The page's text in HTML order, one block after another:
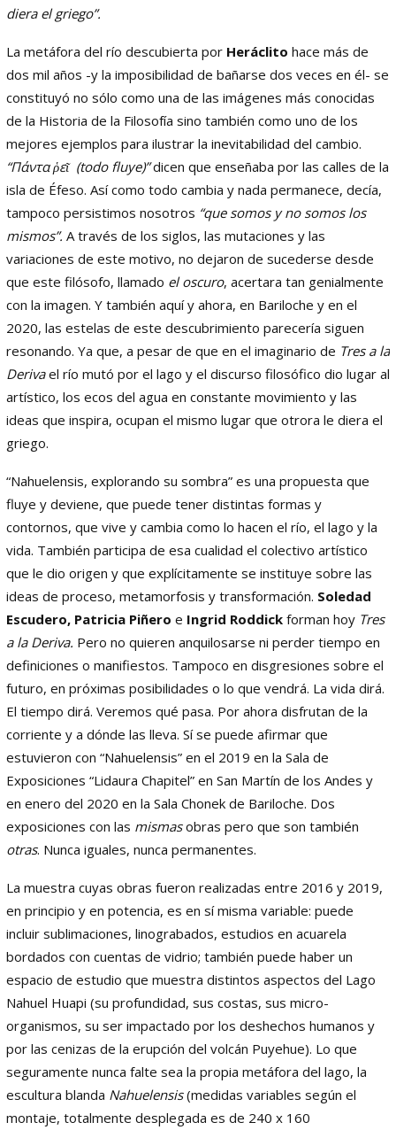
diera el griego”.
La metáfora del río descubierta por Heráclito hace más de
dos mil años -y la imposibilidad de bañarse dos veces en él- se
constituyó no sólo como una de las imágenes más conocidas
de la Historia de la Filosofía sino también como uno de los
mejores ejemplos para ilustrar la inevitabilidad del cambio.
“Πάντα ῥεῖ (todo fluye)”dicen que enseñaba por las calles de la
isla de Éfeso. Así como todo cambia y nada permanece, decía,
tampoco persistimos nosotros “que somos y no somos los
mismos”. A través de los siglos, las mutaciones y las
variaciones de este motivo, no dejaron de sucederse desde
que este filósofo, llamado el oscuro, acertara tan genialmente
con la imagen. Y también aquí y ahora, en Bariloche y en el
2020, las estelas de este descubrimiento parecería siguen
resonando. Ya que, a pesar de que en el imaginario de Tres a la
Derivael río mutó por el lago y el discurso filosófico dio lugar al
artístico, los ecos del agua en constante movimiento y las
ideas que inspira, ocupan el mismo lugar que otrora le diera el
griego.
“Nahuelensis, explorando su sombra” es una propuesta que
fluye y deviene, que puede tener distintas formas y
contornos, que vive y cambia como lo hacen el río, el lago y la
vida. También participa de esa cualidad el colectivo artístico
que le dio origen y que explícitamente se instituye sobre las
ideas de proceso, metamorfosis y transformación. Soledad
Escudero, Patricia Piñero e Ingrid Roddick forman hoy Tres
a la Deriva. Pero no quieren anquilosarse ni perder tiempo en
definiciones o manifiestos. Tampoco en disgresiones sobre el
futuro, en próximas posibilidades o lo que vendrá. La vida dirá.
El tiempo dirá. Veremos qué pasa. Por ahora disfrutan de la
corriente y a dónde las lleva. Sí se puede afirmar que
estuvieron con “Nahuelensis” en el 2019 en la Sala de
Exposiciones “Lidaura Chapitel” en San Martín de los Andes y
en enero del 2020 en la Sala Chonek de Bariloche. Dos
exposiciones con las mismasobras pero que son también
otras. Nunca iguales, nunca permanentes.
La muestra cuyas obras fueron realizadas entre 2016 y 2019,
en principio y en potencia, es en sí misma variable: puede
incluir sublimaciones, linograbados, estudios en acuarela
bordados con cuentas de vidrio; también puede haber un
espacio de estudio que muestra distintos aspectos del Lago
Nahuel Huapi (su profundidad, sus costas, sus micro-
organismos, su ser impactado por los deshechos humanos y
por las cenizas de la erupción del volcán Puyehue). Lo que
seguramente nunca falte sea la propia metáfora del lago, la
escultura blanda Nahuelensis(medidas variables según el
montaje, totalmente desplegada es de 240 x 160